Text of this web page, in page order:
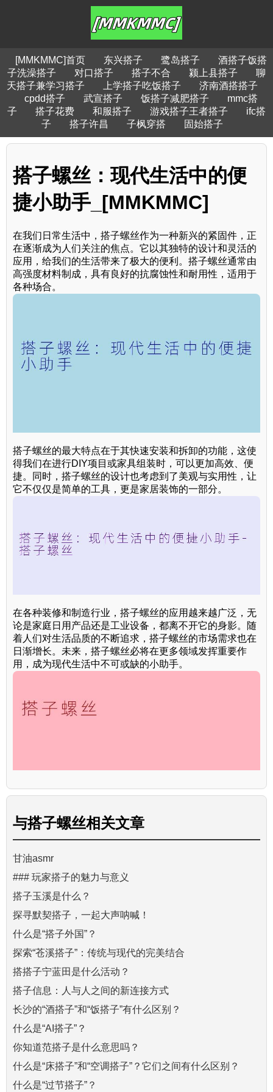
[MMKMMC]首页 东兴搭子 鹭岛搭子
酒搭子饭搭
子洗澡搭子
对口搭子 搭子不合 颍上县搭子
聊
天搭子兼学习搭子
上学搭子吃饭搭子
济南酒搭搭子
cpdd搭子
武宣搭子 饭搭子减肥搭子
mmc搭
子
搭子花费 和服搭子 游戏搭子王者搭子
ifc搭
子
搭子许昌 子枫穿搭 固始搭子
搭子螺丝：现代生活中的便
捷小助手_[MMKMMC]
在我们日常生活中，搭子螺丝作为一种新兴的紧固件，正
在逐渐成为人们关注的焦点。它以其独特的设计和灵活的
应用，给我们的生活带来了极大的便利。搭子螺丝通常由
高强度材料制成，具有良好的抗腐蚀性和耐用性，适用于
各种场合。
搭子螺丝的最大特点在于其快速安装和拆卸的功能，这使
得我们在进行DIY项目或家具组装时，可以更加高效、便
捷。同时，搭子螺丝的设计也考虑到了美观与实用性，让
它不仅仅是简单的工具，更是家居装饰的一部分。
在各种装修和制造行业，搭子螺丝的应用越来越广泛，无
论是家庭日用产品还是工业设备，都离不开它的身影。随
着人们对生活品质的不断追求，搭子螺丝的市场需求也在
日渐增长。未来，搭子螺丝必将在更多领域发挥重要作
用，成为现代生活中不可或缺的小助手。
与搭子螺丝相关文章
甘油asmr
### 玩家搭子的魅力与意义
搭子玉溪是什么？
探寻默契搭子，一起大声呐喊！
什么是“搭子外国”？
探索“苍溪搭子”：传统与现代的完美结合
搭搭子宁蓝田是什么活动？
搭子信息：人与人之间的新连接方式
长沙的“酒搭子”和“饭搭子”有什么区别？
什么是“AI搭子”？
你知道范搭子是什么意思吗？
什么是“床搭子”和“空调搭子”？它们之间有什么区别？
什么是“过节搭子”？